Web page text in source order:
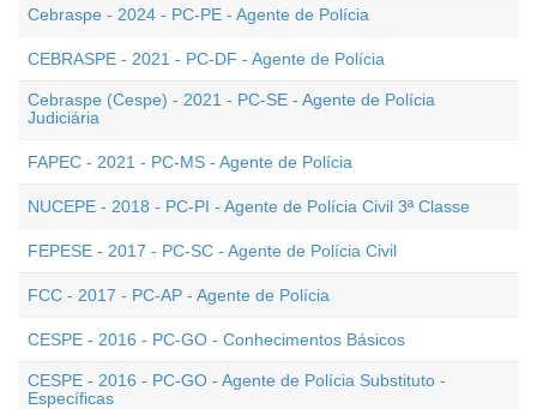
Cebraspe - 2024 - PC-PE - Agente de Polícia
CEBRASPE - 2021 - PC-DF - Agente de Polícia
Cebraspe (Cespe) - 2021 - PC-SE - Agente de Polícia
Judiciária
FAPEC - 2021 - PC-MS - Agente de Polícia
NUCEPE - 2018 - PC-PI - Agente de Polícia Civil 3ª Classe
FEPESE - 2017 - PC-SC - Agente de Polícia Civil
FCC - 2017 - PC-AP - Agente de Polícia
CESPE - 2016 - PC-GO - Conhecimentos Básicos
CESPE - 2016 - PC-GO - Agente de Polícia Substituto -
Específicas